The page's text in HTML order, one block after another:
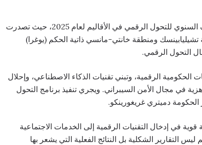
. أعلنت روسيا نتائج التصنيف السنوي للتحول الرقمي في الأقاليم لعام 2025، حيث تصدرت
ومنطقة خانتي-مانسي ذاتية الحكم (يوغرا)
التحول الرقمي.
الخدمات الحكومية الرقمية، وتبني تقنيات الذكاء الاصطناعي، وإحلال
في مجال الأمن السيبراني. ويجري تنفيذ برنامج التحول
دميتري غريغورينكو.
قوية في إدخال التقنيات الرقمية إلى الخدمات الاجتماعية
التقارير الشكلية بل النتائج الفعلية التي يشعر بها